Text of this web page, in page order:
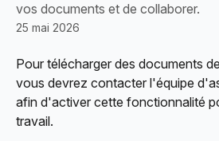
vos documents et de collaborer.
25 mai 2026
Pour télécharger des documents
vous devrez contacter l'équipe
afin d'activer cette fonctionnalité
travail.